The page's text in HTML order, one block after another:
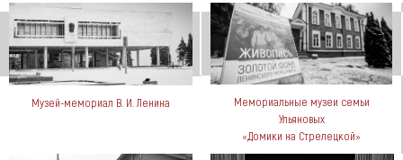
Музей-мемориал В. И. Ленина
Мемориальные музеи семьи
Ульяновых
«Домики на Стрелецкой»